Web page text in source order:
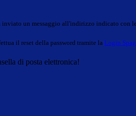
inviato un messaggio all'indirizzo indicato con
il reset della password tramite la Login
di posta elettronica!